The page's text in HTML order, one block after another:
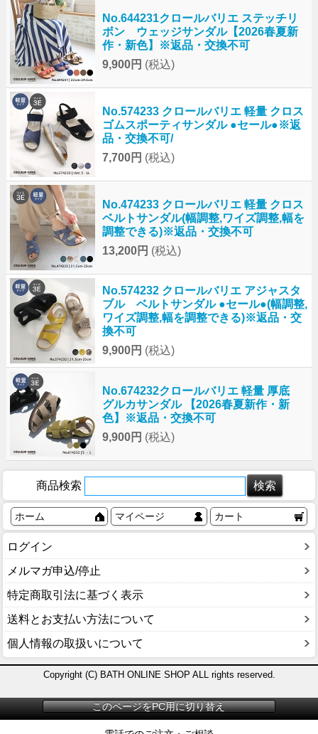
No.644231クロールバリエ ステッチリ
ボン ウェッジサンダル【2026春夏新
作・新色】※返品・交換不可
9,900円 (税込)
No.574233 クロールバリエ 軽量 クロス
ゴムスポーティサンダル ●セール●※返
品・交換不可/
7,700円 (税込)
No.474233 クロールバリエ 軽量 クロス
ベルトサンダル(幅調整,ワイズ調整,幅を
調整できる)※返品・交換不可
13,200円 (税込)
No.574232 クロールバリエ アジャスタ
ブル ベルトサンダル ●セール●(幅調整,
ワイズ調整,幅を調整できる)※返品・交
換不可
9,900円 (税込)
No.674232クロールバリエ 軽量 厚底
グルカサンダル 【2026春夏新作・新
色】※返品・交換不可
9,900円 (税込)
商品検索
ホーム マイページ カート
ログイン
メルマガ申込/停止
特定商取引法に基づく表示
送料とお支払い方法について
個人情報の取扱いについて
Copyright (C) BATH ONLINE SHOP ALL rights reserved.
このページをPC用に切り替え